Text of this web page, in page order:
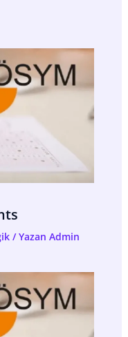
/ Yazan Admin